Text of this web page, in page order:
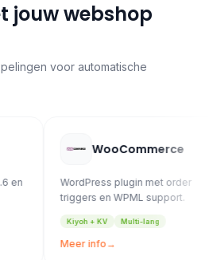
jouw webshop
voor automatische
WooCommerce
WordPress plugin met order
triggers en WPML support.
Multi-lang
Meer info→